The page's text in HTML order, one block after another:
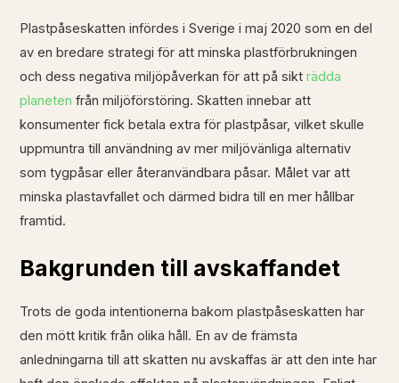
Plastpåseskatten infördes i Sverige i maj 2020 som en del
av en bredare strategi för att minska plastförbrukningen
och dess negativa miljöpåverkan för att på sikträdda
planeten från miljöförstöring. Skatten innebar att
konsumenter fick betala extra för plastpåsar, vilket skulle
uppmuntra till användning av mer miljövänliga alternativ
som tygpåsar eller återanvändbara påsar. Målet var att
minska plastavfallet och därmed bidra till en mer hållbar
framtid.
Bakgrunden till avskaffandet
Trots de goda intentionerna bakom plastpåseskatten har
den mött kritik från olika håll. En av de främsta
anledningarna till att skatten nu avskaffas är att den inte har